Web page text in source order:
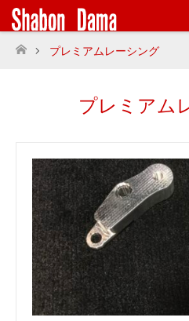
Instagram
ホーム
プレミアムレーシング
プレミアム